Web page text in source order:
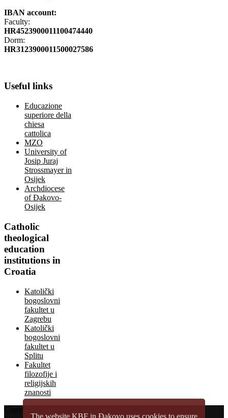
IBAN account:
Faculty:
HR4523900011100474440
Dorm:
HR3123900011500027586
Useful links
Educazione
superiore della
chiesa
cattolica
MZO
University of
Josip Juraj
Strossmayer in
Osijek
Archdiocese
of Đakovo-
Osijek
Catholic
theological
education
institutions in
Croatia
Katolički
bogoslovni
fakultet u
Zagrebu
Katolički
bogoslovni
fakultet u
Splitu
Fakultet
filozofije i
religijskih
znanosti
The website KBF in Đakovo uses cookies to ensure